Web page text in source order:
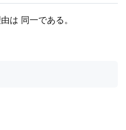
は 同一である。